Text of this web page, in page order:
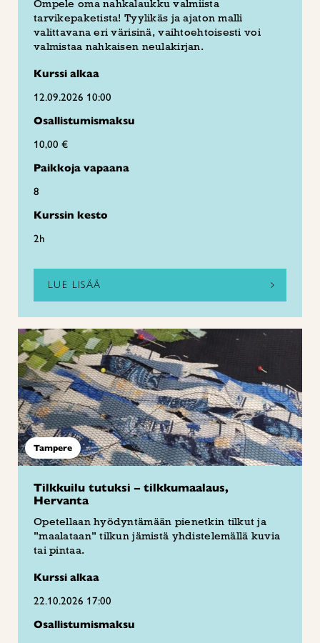
Ompele oma nahkalaukku valmiista
tarvikepaketista! Tyylikäs ja ajaton malli
valittavana eri värisinä, vaihtoehtoisesti voi
valmistaa nahkaisen neulakirjan.
Kurssi alkaa
12.09.2026 10:00
Osallistumismaksu
10,00 €
Paikkoja vapaana
8
Kurssin kesto
2h
LUE LISÄÄ
Tampere
Tilkkuilu tutuksi – tilkkumaalaus,
Hervanta
Opetellaan hyödyntämään pienetkin tilkut ja
”maalataan” tilkun jämistä yhdistelemällä kuvia
tai pintaa.
Kurssi alkaa
22.10.2026 17:00
Osallistumismaksu